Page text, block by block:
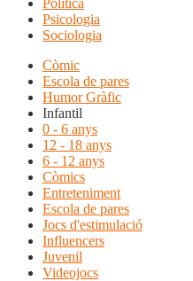
Política
Psicologia
Sociologia
Còmic
Escola de pares
Humor Gràfic
Infantil
0 - 6 anys
12 - 18 anys
6 - 12 anys
Còmics
Entreteniment
Escola de pares
Jocs d'estimulació
Influencers
Juvenil
Videojocs